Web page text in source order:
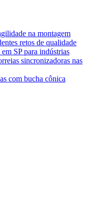
na montagem
retos de qualidade
SP para indústrias
sincronizadoras nas
com bucha cônica